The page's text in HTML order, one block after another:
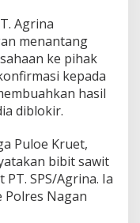
Agrina
menantang
ke pihak
kepada
hasil
diblokir.
Puloe Kruet,
bibit sawit
SPS/Agrina. Ia
Polres Nagan